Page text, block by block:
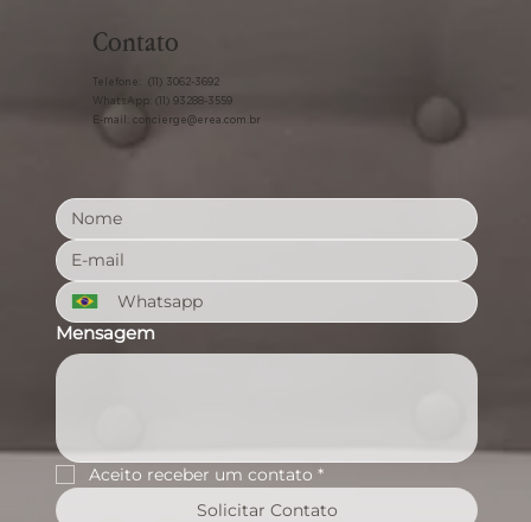
Contato
Telefone: (11) 3062-3692
WhatsApp: (11) 93288-3559
E-mail:concierge@erea.com.br
Mensagem
Aceito receber um contato *
Solicitar Contato